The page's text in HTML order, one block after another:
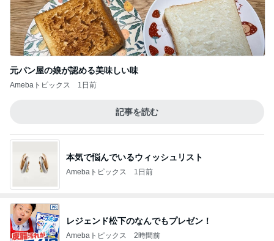
元パン屋の娘が認める美味しい味
Amebaトピックス 1日前
記事を読む
本気で悩んでいるウィッシュリスト
Amebaトピックス 1日前
レジェンド松下のなんでもプレゼン！
Amebaトピックス 2時間前